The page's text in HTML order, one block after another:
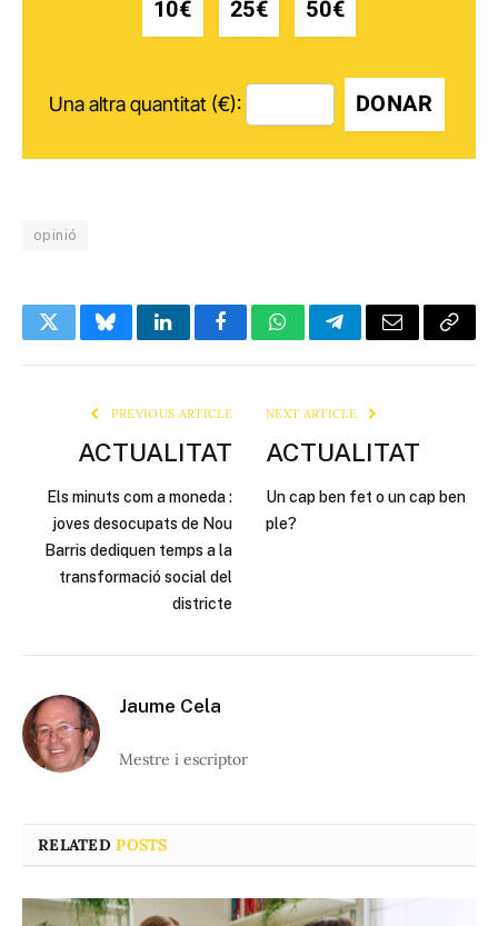
10€ 25€ 50€
Una altra quantitat (€): DONAR
opinió
TwitterBlueskyLinkedInFacebookWhatsAppTelegramEmail Copy
PREVIOUS ARTICLE
ACTUALITAT
Els minuts com a moneda :
joves desocupats de Nou
Barris dediquen temps a la
transformació social del
districte
NEXT ARTICLE
ACTUALITAT
Un cap ben fet o un cap ben
ple?
Jaume Cela
Mestre i escriptor
RELATEDPOSTS